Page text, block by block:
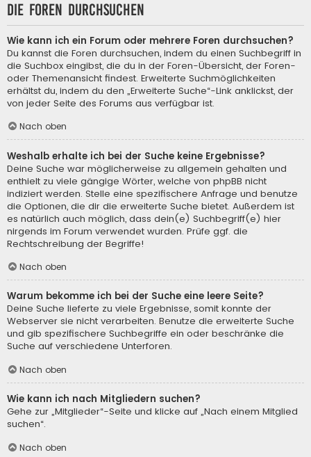
Die Foren durchsuchen
Wie kann ich ein Forum oder mehrere Foren durchsuchen?
Du kannst die Foren durchsuchen, indem du einen Suchbegriff in
die Suchbox eingibst, die du in der Foren-Übersicht, der Foren-
oder Themenansicht findest. Erweiterte Suchmöglichkeiten
erhältst du, indem du den „Erweiterte Suche“-Link anklickst, der
von jeder Seite des Forums aus verfügbar ist.
Nach oben
Weshalb erhalte ich bei der Suche keine Ergebnisse?
Deine Suche war möglicherweise zu allgemein gehalten und
enthielt zu viele gängige Wörter, welche von phpBB nicht
indiziert werden. Stelle eine spezifischere Anfrage und benutze
die Optionen, die dir die erweiterte Suche bietet. Außerdem ist
es natürlich auch möglich, dass dein(e) Suchbegriff(e) hier
nirgends im Forum verwendet wurden. Prüfe ggf. die
Rechtschreibung der Begriffe!
Nach oben
Warum bekomme ich bei der Suche eine leere Seite?
Deine Suche lieferte zu viele Ergebnisse, somit konnte der
Webserver sie nicht verarbeiten. Benutze die erweiterte Suche
und gib spezifischere Suchbegriffe ein oder beschränke die
Suche auf verschiedene Unterforen.
Nach oben
Wie kann ich nach Mitgliedern suchen?
Gehe zur „Mitglieder“-Seite und klicke auf „Nach einem Mitglied
suchen“.
Nach oben